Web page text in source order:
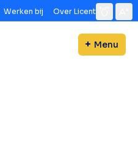
Werken bij Over Licent
Menu